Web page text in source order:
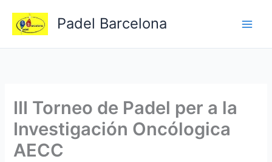
contenido
Padel Barcelona
III Torneo de Padel per a la
Investigación Oncólogica
AECC